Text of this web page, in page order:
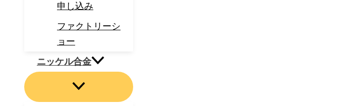
申し込み
ファクトリーシ
ョー
ニッケル合金